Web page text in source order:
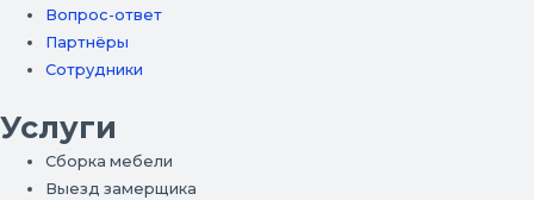
Вопрос-ответ
Партнёры
Сотрудники
Услуги
Сборка мебели
Выезд замерщика